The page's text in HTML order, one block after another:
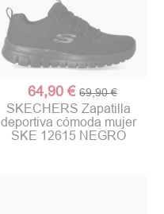
64,90 € 69,90 €
SKECHERS Zapatilla
deportiva cómoda mujer
SKE 12615 NEGRO